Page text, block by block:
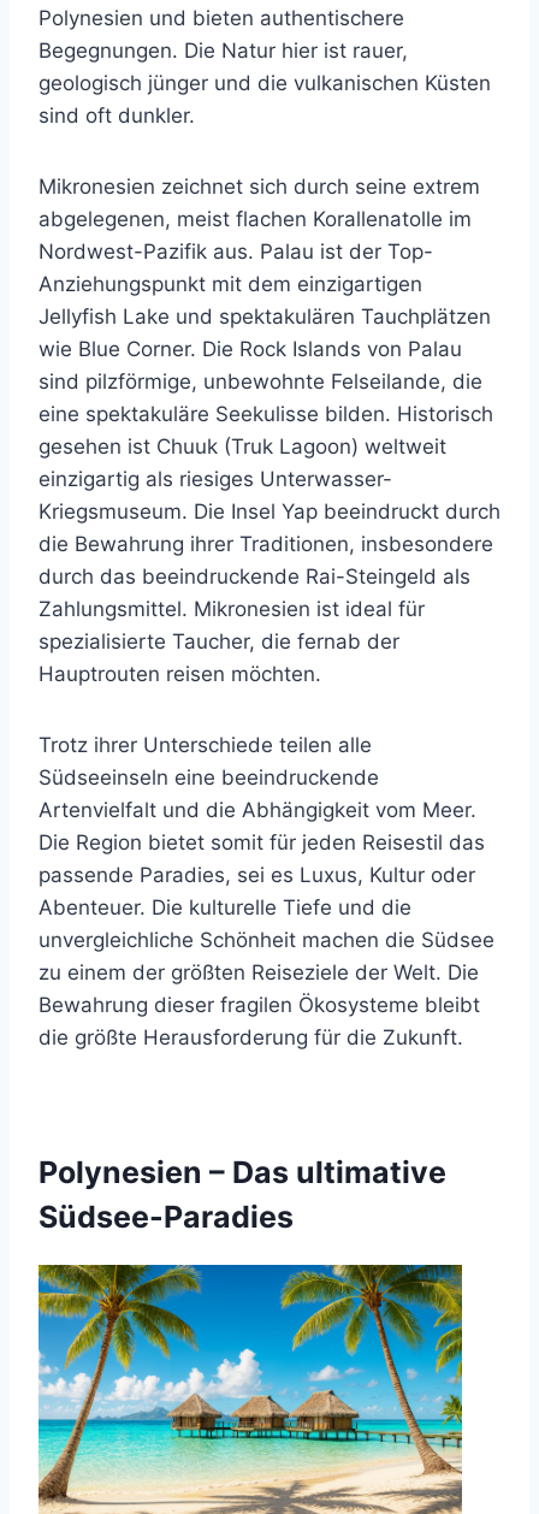
Polynesien und bieten authentischere
Begegnungen. Die Natur hier ist rauer,
geologisch jünger und die vulkanischen Küsten
sind oft dunkler.
Mikronesien zeichnet sich durch seine extrem
abgelegenen, meist flachen Korallenatolle im
Nordwest-Pazifik aus. Palau ist der Top-
Anziehungspunkt mit dem einzigartigen
Jellyfish Lake und spektakulären Tauchplätzen
wie Blue Corner. Die Rock Islands von Palau
sind pilzförmige, unbewohnte Felseilande, die
eine spektakuläre Seekulisse bilden. Historisch
gesehen ist Chuuk (Truk Lagoon) weltweit
einzigartig als riesiges Unterwasser-
Kriegsmuseum. Die Insel Yap beeindruckt durch
die Bewahrung ihrer Traditionen, insbesondere
durch das beeindruckende Rai-Steingeld als
Zahlungsmittel. Mikronesien ist ideal für
spezialisierte Taucher, die fernab der
Hauptrouten reisen möchten.
Trotz ihrer Unterschiede teilen alle
Südseeinseln eine beeindruckende
Artenvielfalt und die Abhängigkeit vom Meer.
Die Region bietet somit für jeden Reisestil das
passende Paradies, sei es Luxus, Kultur oder
Abenteuer. Die kulturelle Tiefe und die
unvergleichliche Schönheit machen die Südsee
zu einem der größten Reiseziele der Welt. Die
Bewahrung dieser fragilen Ökosysteme bleibt
die größte Herausforderung für die Zukunft.
Polynesien – Das ultimative
Südsee-Paradies